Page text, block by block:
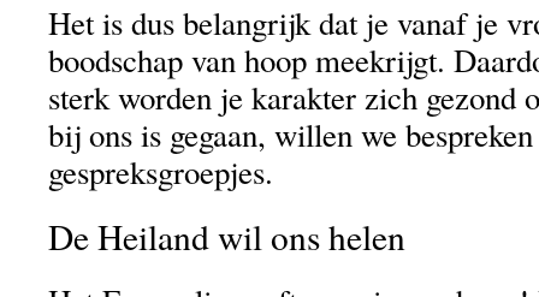
Het is dus belangrijk dat je vanaf je
boodschap van hoop meekrijgt.
sterk worden je karakter zich gezond
bij ons is gegaan, willen we
gespreksgroepjes.
De Heiland wil ons helen